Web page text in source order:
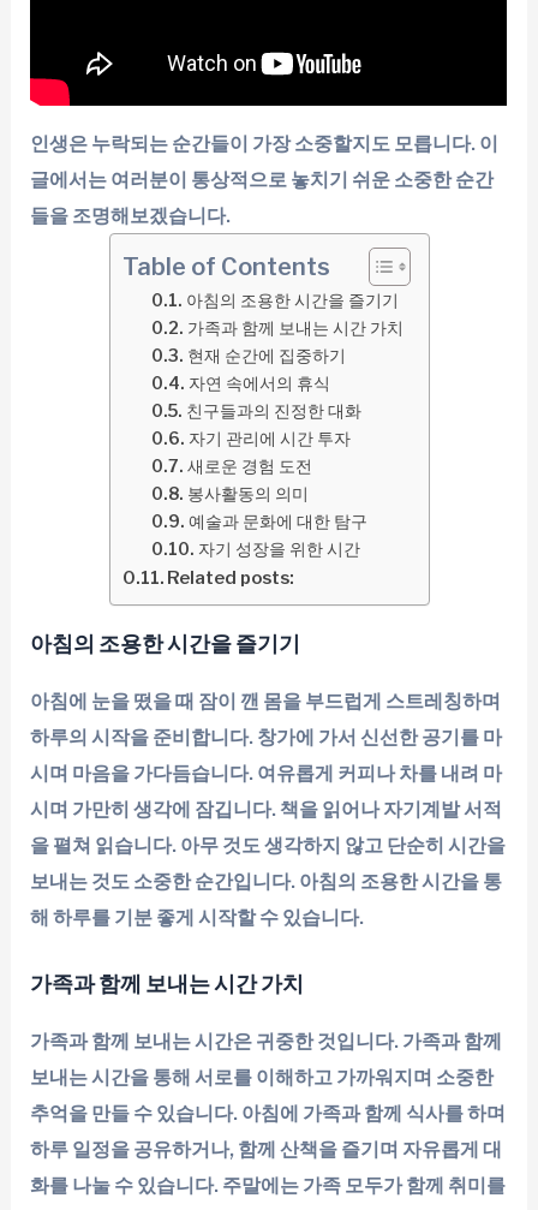
인생은 누락되는 순간들이 가장 소중할지도 모릅니다. 이
글에서는 여러분이 통상적으로 놓치기 쉬운 소중한 순간
들을 조명해보겠습니다.
Table of Contents
아침의 조용한 시간을 즐기기
가족과 함께 보내는 시간 가치
현재 순간에 집중하기
자연 속에서의 휴식
친구들과의 진정한 대화
자기 관리에 시간 투자
새로운 경험 도전
봉사활동의 의미
예술과 문화에 대한 탐구
자기 성장을 위한 시간
Related posts:
아침의 조용한 시간을 즐기기
아침에 눈을 떴을 때 잠이 깬 몸을 부드럽게 스트레칭하며
하루의 시작을 준비합니다. 창가에 가서 신선한 공기를 마
시며 마음을 가다듬습니다. 여유롭게 커피나 차를 내려 마
시며 가만히 생각에 잠깁니다. 책을 읽어나 자기계발 서적
을 펼쳐 읽습니다. 아무 것도 생각하지 않고 단순히 시간을
보내는 것도 소중한 순간입니다. 아침의 조용한 시간을 통
해 하루를 기분 좋게 시작할 수 있습니다.
가족과 함께 보내는 시간 가치
가족과 함께 보내는 시간은 귀중한 것입니다. 가족과 함께
보내는 시간을 통해 서로를 이해하고 가까워지며 소중한
추억을 만들 수 있습니다. 아침에 가족과 함께 식사를 하며
하루 일정을 공유하거나, 함께 산책을 즐기며 자유롭게 대
화를 나눌 수 있습니다. 주말에는 가족 모두가 함께 취미를